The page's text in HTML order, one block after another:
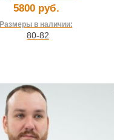
5800 руб.
Размеры в наличии:
80-82